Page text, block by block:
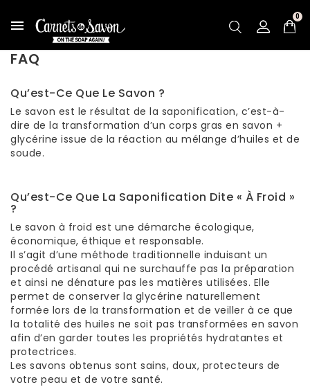

0
FAQ
Qu’est-Ce Que Le Savon ?
Le savon est le résultat de la saponification, c’est-à-
dire de la transformation d’un corps gras en savon +
glycérine issue de la réaction au mélange d’huiles et de
soude.
Qu’est-Ce Que La Saponification Dite « À Froid »
?
Le savon à froid est une démarche écologique,
économique, éthique et responsable.
Il s’agit d’une méthode traditionnelle induisant un
procédé artisanal qui ne surchauffe pas la préparation
et ainsi ne dénature pas les matières utilisées. Elle
permet de conserver la glycérine naturellement
formée lors de la transformation et de veiller à ce que
la totalité des huiles ne soit pas transformées en savon
afin d’en garder toutes les propriétés hydratantes et
protectrices.
Les savons obtenus sont sains, doux, protecteurs de
votre peau et de votre santé.